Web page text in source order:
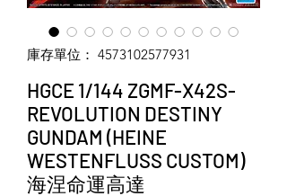
庫存單位： 4573102577931
HGCE 1/144 ZGMF-X42S-
REVOLUTION DESTINY
GUNDAM (HEINE
WESTENFLUSS CUSTOM)
海涅命運高達